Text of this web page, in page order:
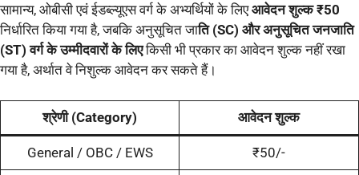
सामान्य, ओबीसी एवं ईडब्ल्यूएस वर्ग के अभ्यर्थियों के लिएआवेदन शुल्क ₹50
निर्धारित किया गया है, जबकि अनुसूचित जाति (SC) और अनुसूचित जनजाति
(ST) वर्ग के उम्मीदवारों के लिएकिसी भी प्रकार का आवेदन शुल्क नहीं रखा
गया है, अर्थात वे निशुल्क आवेदन कर सकते हैं।
श्रेणी (Category) आवेदन शुल्क
General / OBC / EWS ₹50/-